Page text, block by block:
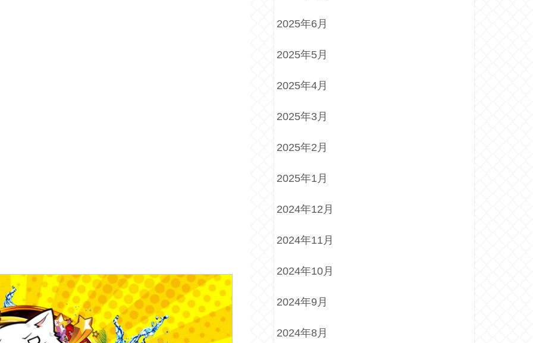
2025年6月
2025年5月
2025年4月
2025年3月
2025年2月
2025年1月
2024年12月
2024年11月
2024年10月
2024年9月
2024年8月